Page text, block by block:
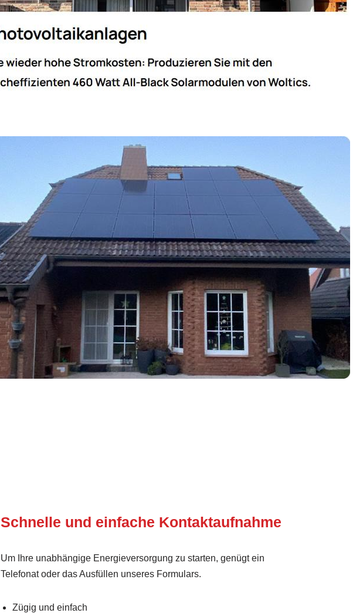
Schnelle und einfache Kontaktaufnahme
Um Ihre unabhängige Energieversorgung zu starten, genügt ein
Telefonat oder das Ausfüllen unseres Formulars.
Zügig und einfach